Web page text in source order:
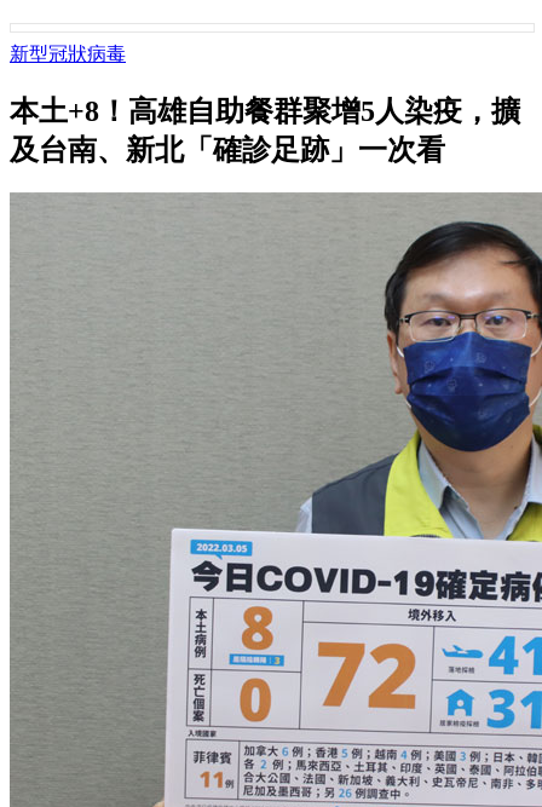
新型冠狀病毒
本土+8！高雄自助餐群聚增5人染疫，擴
及台南、新北「確診足跡」一次看